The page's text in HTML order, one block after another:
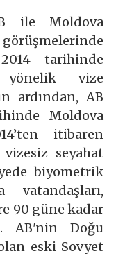
ile Moldova
tarihinde
yönelik vize
ardından, AB
Moldova
itibaren
seyahat
biyometrik
90 güne kadar
AB'nin Doğu
eski Sovyet